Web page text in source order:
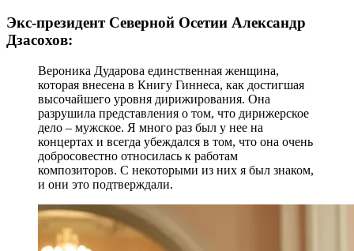
Экс-президент Северной Осетии Александр
Дзасохов:
Вероника Дударова единственная женщина,
которая внесена в Книгу Гиннеса, как достигшая
высочайшего уровня дирижирования. Она
разрушила представления о том, что дирижерское
дело – мужское. Я много раз был у нее на
концертах и всегда убеждался в том, что она очень
добросовестно относилась к работам
композиторов. С некоторыми из них я был знаком,
и они это подтверждали.